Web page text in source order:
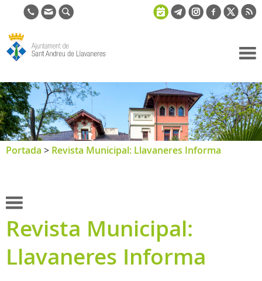
de Sant
Andreu de
Llavaneres
Portada > Revista Municipal: Llavaneres Informa
Revista Municipal:
Llavaneres Informa